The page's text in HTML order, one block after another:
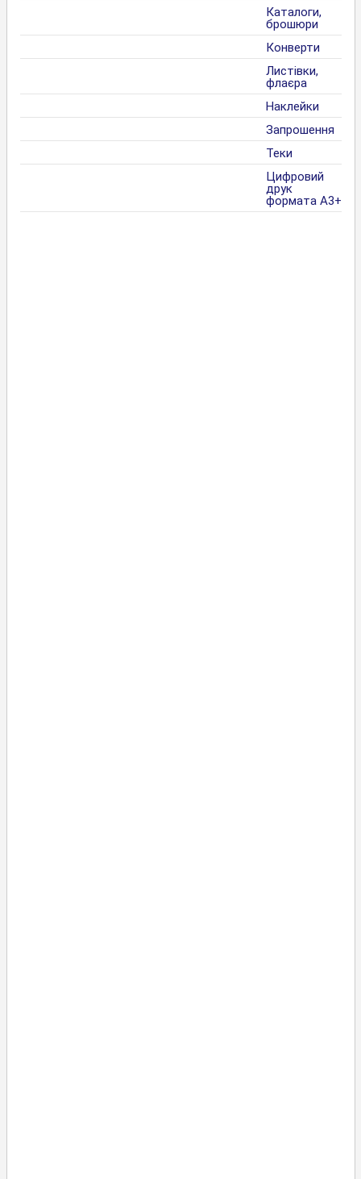
Каталоги,
брошюри
Конверти
Листівки,
флаєра
Наклейки
Запрошення
Теки
Цифровий
друк
формата А3+